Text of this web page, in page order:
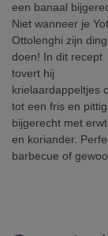
een banaal
Niet wanneer je
Ottolenghi zijn
doen! In dit recept
tovert hij
krielaardappeltjes
tot een fris en pittig
bijgerecht met
en koriander.
barbecue of